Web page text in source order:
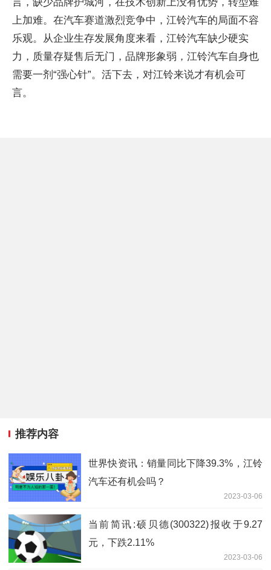
上加难。在汽车赛道激烈竞争中，江铃汽车的局面不容
乐观。从企业生存发展角度来看，江铃汽车缺少硬实
力，质量存疑售后无门，品牌形象弱，江铃汽车自身也
需要一剂“强心针”。活下去，对江铃来说才有机会可
言。
推荐内容
世界快资讯：销量同比下降39.3%，江铃
汽车还有机会吗？
2023-03-06
当前简讯:硕贝德(300322)报收于9.27
元，下跌2.11%
2023-03-06